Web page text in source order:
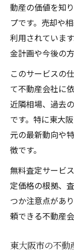
不動産
点
安心して受
不動産
安心し
無料査
不動
点
不動産
ぶ
適正価
査定サ
動産の価値を知
プです。売却や
利用されていま
金計画や今後の
このサービスの
て不動産会社に
近隣相場、過去
です。特に東大
元の最新動向や
徴です。
無料査定サービ
定価格の根拠、
つか注意点があ
頼できる不動産
東大阪市の不動